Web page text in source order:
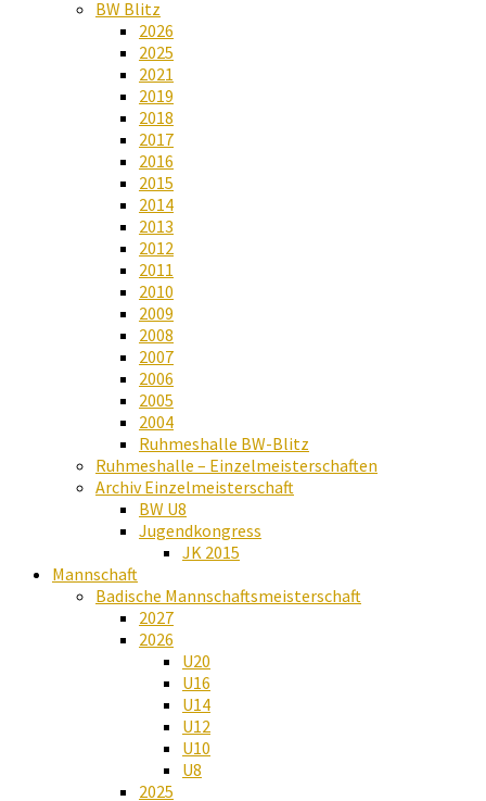
BW Blitz
2026
2025
2021
2019
2018
2017
2016
2015
2014
2013
2012
2011
2010
2009
2008
2007
2006
2005
2004
Ruhmeshalle BW-Blitz
Ruhmeshalle – Einzelmeisterschaften
Archiv Einzelmeisterschaft
BW U8
Jugendkongress
JK 2015
Mannschaft
Badische Mannschaftsmeisterschaft
2027
2026
U20
U16
U14
U12
U10
U8
2025